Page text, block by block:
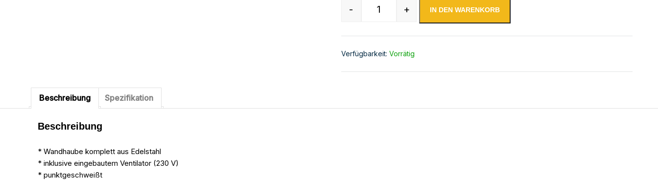
Wandhaube Edelstahl inklusive eingebautem Ventilator (230 V),
- + IN DEN WARENKORB
Verfügbarkeit: Vorrätig
Beschreibung Spezifikation
Beschreibung
* Wandhaube komplett aus Edelstahl
* inklusive eingebautem Ventilator (230 V)
* punktgeschweißt